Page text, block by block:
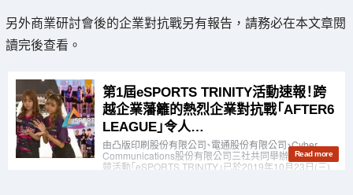
另外商業研討會後的企業對抗戰另有報告，請務必在本文章閱
讀完後查看。